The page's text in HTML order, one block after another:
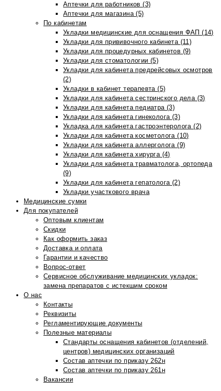
Аптечки для работников (3)
Аптечки для магазина (5)
По кабинетам
Укладки медицинские для оснащения ФАП (14)
Укладки для прививочного кабинета (11)
Укладки для процедурных кабинетов (9)
Укладки для стоматологии (5)
Укладки для кабинета предрейсовых осмотров
(2)
Укладки в кабинет терапевта (5)
Укладки для кабинета сестринского дела (3)
Укладки для кабинета педиатра (3)
Укладки для кабинета гинеколога (3)
Укладка для кабинета гастроэнтеролога (2)
Укладки для кабинета косметолога (10)
Укладки для кабинета аллерголога (9)
Укладки для кабинета хирурга (4)
Укладки для кабинета травматолога, ортопеда
(9)
Укладки для кабинета гепатолога (2)
Укладки участкового врача
Медицинские сумки
Для покупателей
Оптовым клиентам
Скидки
Как оформить заказ
Доставка и оплата
Гарантии и качество
Вопрос-ответ
Сервисное обслуживание медицинских укладок:
замена препаратов с истекшим сроком
О нас
Контакты
Реквизиты
Регламентирующие документы
Полезные материалы
Стандарты оснащения кабинетов (отделений,
центров) медицинских организаций
Состав аптечки по приказу 262н
Состав аптечки по приказу 261н
Вакансии